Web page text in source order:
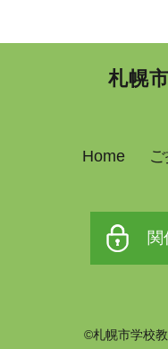
札幌
Home
©札幌市学校